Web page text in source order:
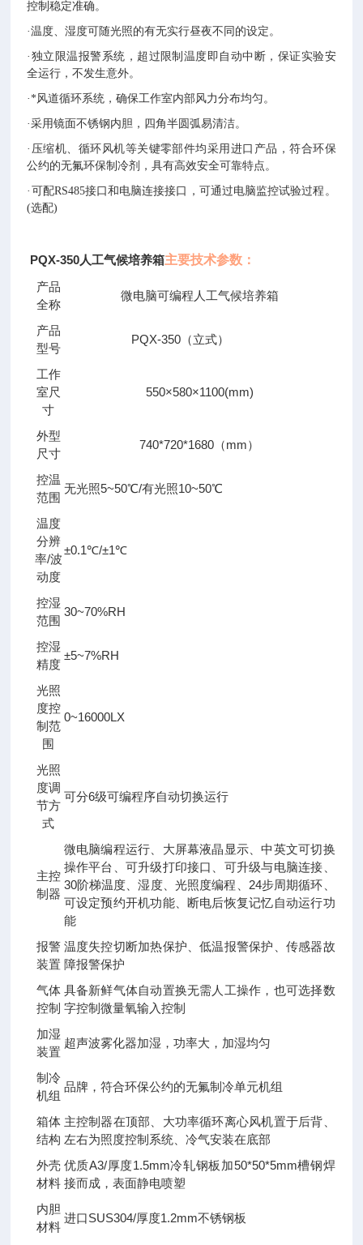
控制稳定准确。
·温度、湿度可随光照的有无实行昼夜不同的设定。
· 独立限温报警系统，超过限制温度即自动中断，保证实验安
全运行，不发生意外。
·*风道循环系统，确保工作室内部风力分布均匀。
·采用镜面不锈钢内胆，四角半圆弧易清洁。
· 压缩机、循环风机等关键零部件均采用 进口 产品，符合环保
公约的无氟环保制冷剂，具有高效安全可靠特点。
·可配RS485接口和电脑连接接口，可通过电脑监控试验过程。
(选配)
PQX-350人工气候培养箱主要技术参数：
产品
全称
微电脑可编程人工气候培养箱
产品
型号
PQX-350（立式）
工作
室尺
寸
550×580×1100(mm)
外型
尺寸
740*720*1680（mm）
控温
范围
无光照5~50℃/有光照10~50℃
温度
分辨
率/波
动度
±0.1℃/±1℃
控湿
范围
30~70%RH
控湿
精度
±5~7%RH
光照
度控
制范
围
0~16000LX
光照
度调
节方
式
可分6级可编程序自动切换运行
主控
制器
微电脑编程运行、大屏幕液晶显示、中英文可切换
操作平台、可升级打印接口、可升级与电脑连接、
30阶梯温度、湿度、光照度编程、24步周期循环、
可设定预约开机功能、断电后恢复记忆自动运行功
能
报警
装置
温度失控切断加热保护、低温报警保护、传感器故
障报警保护
气体
控制
具备新鲜气体自动置换无需人工操作，也可选择数
字控制微量氧输入控制
加湿
装置
超声波雾化器加湿，功率大，加湿均匀
制冷
机组
品牌，符合环保公约的无氟制冷单元机组
箱体
结构
主控制器在顶部、大功率循环离心风机置于后背、
左右为照度控制系统、冷气安装在底部
外壳
材料
优质A3/厚度1.5mm冷轧钢板加50*50*5mm槽钢焊
接而成，表面静电喷塑
内胆
材料
进口SUS304/厚度1.2mm不锈钢板